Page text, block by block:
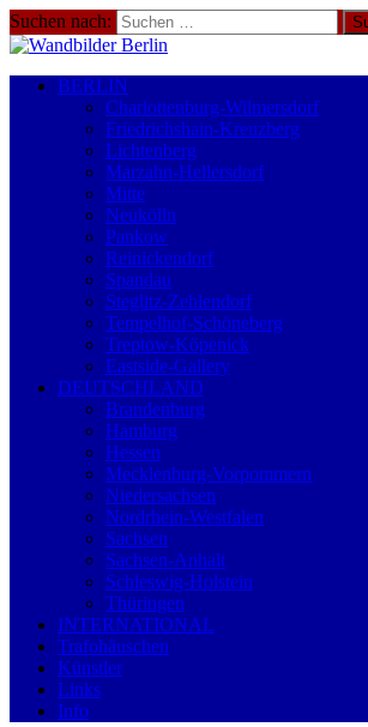
Suchen nach:
BERLIN
Charlottenburg-Wilmersdorf
Friedrichshain-Kreuzberg
Lichtenberg
Marzahn-Hellersdorf
Mitte
Neukölln
Pankow
Reinickendorf
Spandau
Steglitz-Zehlendorf
Tempelhof-Schöneberg
Treptow-Köpenick
Eastside-Gallery
DEUTSCHLAND
Brandenburg
Hamburg
Hessen
Mecklenburg-Vorpommern
Niedersachsen
Nordrhein-Westfalen
Sachsen
Sachsen-Anhalt
Schleswig-Holstein
Thüringen
INTERNATIONAL
Trafohäuschen
Künstler
Links
Info